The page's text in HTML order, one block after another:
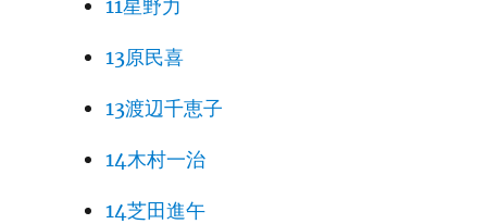
11星野力
13原民喜
13渡辺千恵子
14木村一治
14芝田進午